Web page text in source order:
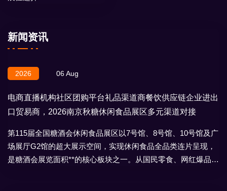
新闻资讯
2026 06 Aug
电商直播机构社区团购平台礼品渠道商餐饮供应链企业进出
口贸易商，2026南京秋糖休闲食品展区多元渠道对接
第115届全国糖酒会休闲食品展区以7号馆、8号馆、10号馆及广
场展厅G2馆的超大展示空间，实现休闲食品全品类连片呈现，
是糖酒会展览面积**的核心板块之一。从国民零食、网红爆品到